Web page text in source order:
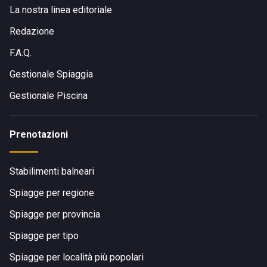
sua ampia area naturalistica e il
Punta Corvo.
La nostra linea editoriale
Redazione
F.A.Q.
Gestionale Spiaggia
Gestionale Piscina
Prenotazioni
Stabilimenti balneari
Spiagge per regione
Spiagge per provincia
Spiagge per tipo
Spiagge per località più popolari